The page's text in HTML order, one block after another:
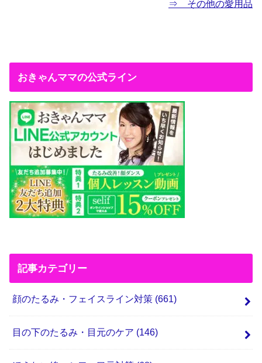
⇒ その他の愛用品
おきゃんママの公式ライン
記事カテゴリー
顔のたるみ・フェイスライン対策 (661)
目の下のたるみ・目元のケア (146)